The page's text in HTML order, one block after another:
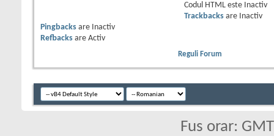
Codul HTML este
Inactiv
Trackbacksare
Inactiv
Pingbacks are
Inactiv
Refbacks are Activ
Reguli Forum
Fus orar: